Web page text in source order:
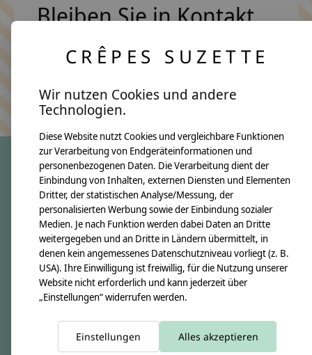
Bleiben Sie in Kontakt
Keine Sorge, wir übertreiben es nicht
crêpes suzette
Über uns
Unsere Creppies
Nähkästchen
Unsere Stoffe
Impressum
Informationen
CRÊPES SUZETTE
Wir nutzen Cookies und andere
Technologien.
Diese Website nutzt Cookies und vergleichbare Funktionen
zur Verarbeitung von Endgeräteinformationen und
personenbezogenen Daten. Die Verarbeitung dient der
Einbindung von Inhalten, externen Diensten und Elementen
Dritter, der statistischen Analyse/Messung, der
personalisierten Werbung sowie der Einbindung sozialer
Medien. Je nach Funktion werden dabei Daten an Dritte
weitergegeben und an Dritte in Ländern übermittelt, in
denen kein angemessenes Datenschutzniveau vorliegt (z. B.
USA). Ihre Einwilligung ist freiwillig, für die Nutzung unserer
Website nicht erforderlich und kann jederzeit über
„Einstellungen“ widerrufen werden.
Einstellungen Alles akzeptieren